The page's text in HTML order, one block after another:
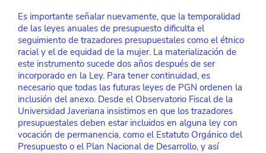
Es importante señalar nuevamente, que la temporalidad
de las leyes anuales de presupuesto dificulta el
seguimiento de trazadores presupuestales como el étnico
racial y el de equidad de la mujer. La materialización de
este instrumento sucede dos años después de ser
incorporado en la Ley. Para tener continuidad, es
necesario que todas las futuras leyes de PGN ordenen la
inclusión del anexo. Desde el Observatorio Fiscal de la
Universidad Javeriana insistimos en que los trazadores
presupuestales deben estar incluidos en alguna ley con
vocación de permanencia, como el Estatuto Orgánico del
Presupuesto o el Plan Nacional de Desarrollo, y así